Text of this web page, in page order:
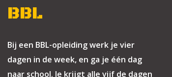
BBL
Bij een BBL-opleiding werk je vier
dagen in de week, en ga je één dag
naar school. Je krijgt alle vijf de dagen